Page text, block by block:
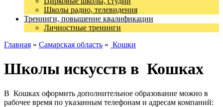
Школы радио, телевидения
Тренинги, повышение квалификации
Личностные тренинги
Главная » Самарская область » Кошки
Школы искусств в Кошках
В Кошках оформить дополнительное образование можно в
рабочее время по указанным телефонам и адресам компаний: